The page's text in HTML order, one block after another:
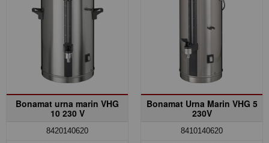
Bonamat urna marin VHG
10 230 V
8420140620
Bonamat Urna Marin VHG 5
230V
8410140620